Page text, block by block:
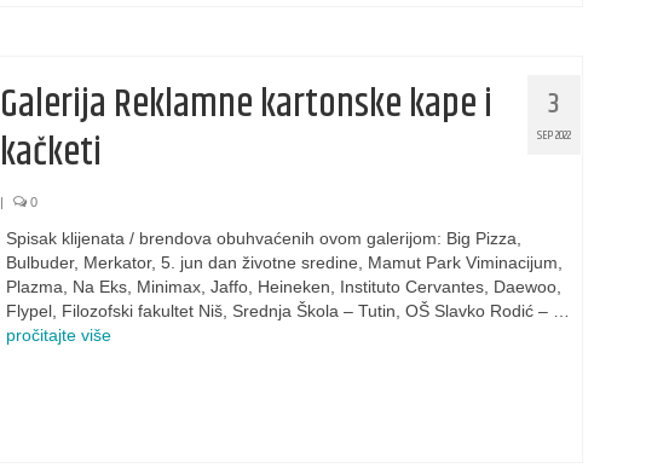
3
SEP 2022
Galerija Reklamne kartonske kape i
kačketi
0
Spisak klijenata / brendova obuhvaćenih ovom galerijom: Big Pizza,
Bulbuder, Merkator, 5. jun dan životne sredine, Mamut Park Viminacijum,
Plazma, Na Eks, Minimax, Jaffo, Heineken, Instituto Cervantes, Daewoo,
Flypel, Filozofski fakultet Niš, Srednja Škola – Tutin, OŠ Slavko Rodić – …
pročitajte više